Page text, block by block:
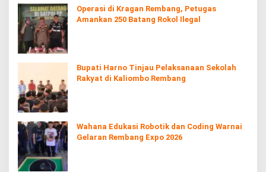
Operasi di Kragan Rembang, Petugas
Amankan 250 Batang Rokol Ilegal
Bupati Harno Tinjau Pelaksanaan Sekolah
Rakyat di Kaliombo Rembang
Wahana Edukasi Robotik dan Coding Warnai
Gelaran Rembang Expo 2026